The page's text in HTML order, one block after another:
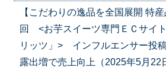
【こだわりの逸品を全国展開 特
回 <お芋スイーツ専門ＥＣサイ
リッツ」> インフルエンサー投
露出増で売上向上（2025年5月22